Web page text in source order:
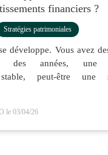
financiers ?
Stratégies patrimoniales
développe. Vous avez
des années, une
peut-être une
le 03/04/26